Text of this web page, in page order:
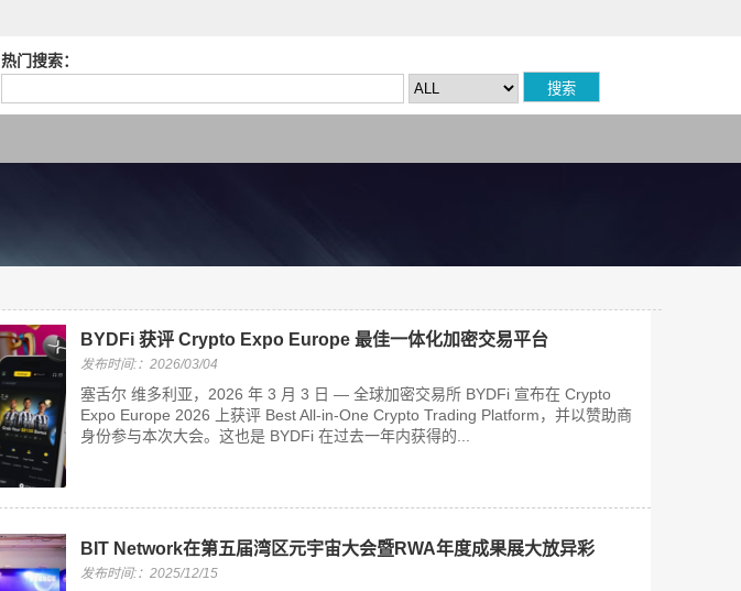
热门搜索：
BYDFi 获评 Crypto Expo Europe 最佳一体化加密交易平台
发布时间:：2026/03/04
塞舌尔 维多利亚，2026 年 3 月 3 日 — 全球加密交易所 BYDFi 宣布在 Crypto
Expo Europe 2026 上获评 Best All-in-One Crypto Trading Platform，并以赞助商
身份参与本次大会。这也是 BYDFi 在过去一年内获得的...
BIT Network在第五届湾区元宇宙大会暨RWA年度成果展大放异彩
发布时间:：2025/12/15